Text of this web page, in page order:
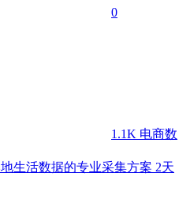
0
1.1K 电商数
生活数据的专业采集方案 2天